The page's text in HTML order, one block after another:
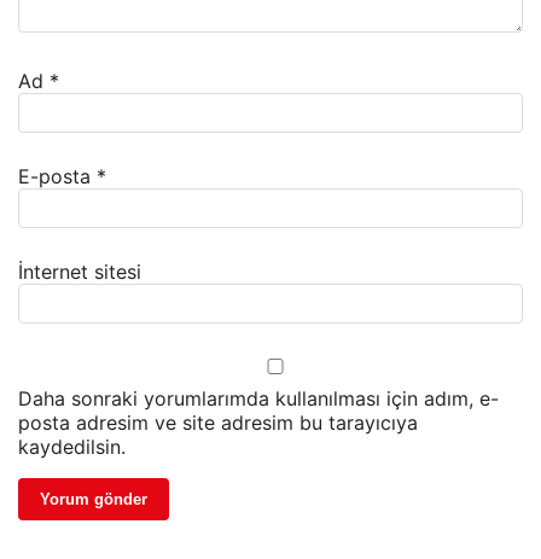
Ad *
E-posta *
İnternet sitesi
Daha sonraki yorumlarımda kullanılması için adım, e-
posta adresim ve site adresim bu tarayıcıya
kaydedilsin.